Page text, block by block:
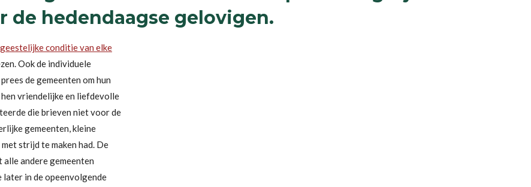
de hedendaagse gelovigen.
geestelijke conditie van elke
Ook de individuele
de gemeenten om hun
vriendelijke en liefdevolle
die brieven niet voor de
gemeenten, kleine
strijd te maken had. De
alle andere gemeenten
later in de opeenvolgende